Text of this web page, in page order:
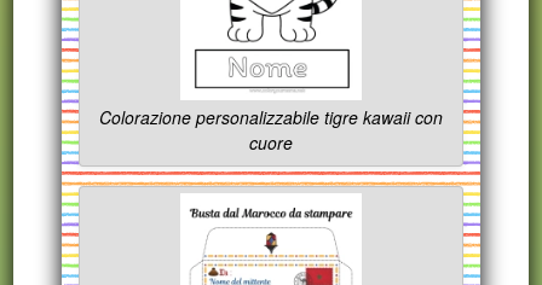
Colorazione personalizzabile tigre kawaii con
cuore